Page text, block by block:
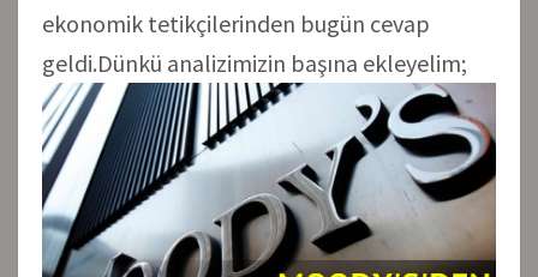
ekonomik tetikçilerinden bugün cevap
geldi.Dünkü analizimizin başına ekleyelim;